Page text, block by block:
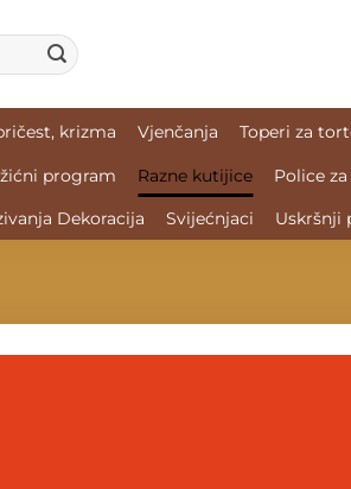
krizma Vjenčanja Toperi za
program Razne kutijice Police
Dekoracija
Svijećnjaci Uskršnji